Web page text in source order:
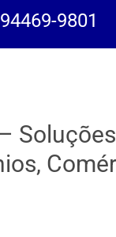
9801